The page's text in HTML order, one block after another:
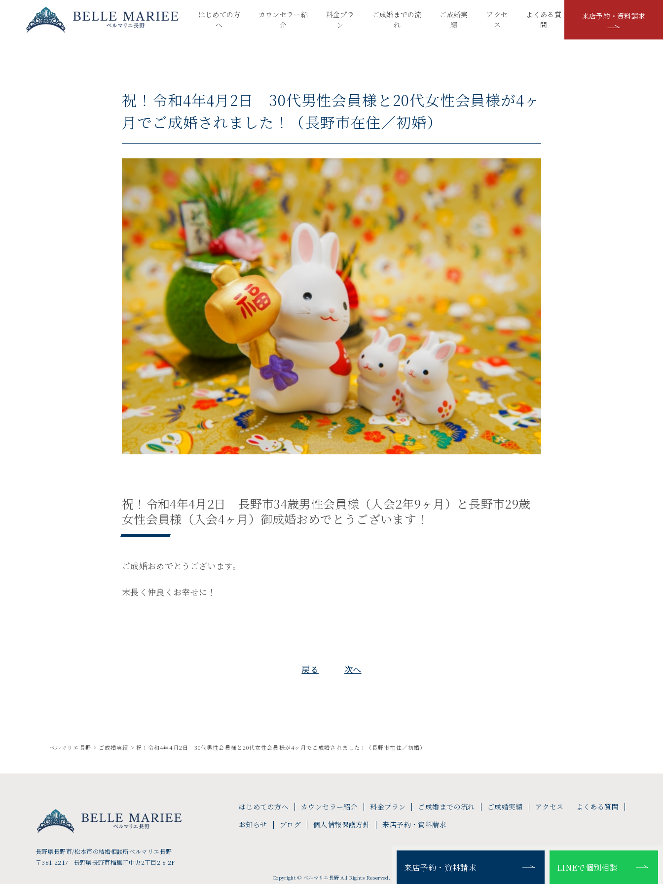
はじめての方
へ
カウンセラー紹
介
料金プラ
ン
ご成婚までの流
れ
ご成婚実
績
アクセ
ス
よくある質
問
来店予約・資料請求
来店予約・資料請求 LINEで個別相談
祝！令和4年4月2日 30代男性会員様と20代女性会員様が4ヶ
月でご成婚されました！（長野市在住／初婚）
祝！令和4年4月2日 長野市34歳男性会員様（入会2年9ヶ月）と長野市29歳
女性会員様（入会4ヶ月）御成婚おめでとうございます！
ご成婚おめでとうございます。
末長く仲良くお幸せに！
戻る 次へ
ベルマリエ長野 > ご成婚実績 > 祝！令和4年4月2日 30代男性会員様と20代女性会員様が4ヶ月でご成婚されました！（長野市在住／初婚）
はじめての方へ カウンセラー紹介 料金プラン ご成婚までの流れ ご成婚実績 アクセス
よくある質問
お知らせ
ブログ 個人情報保護方針 来店予約・資料請求
長野県長野市/松本市の結婚相談所ベルマリエ長野
〒381-2217 長野県長野市稲里町中央2丁目2-8 2F
Copyright © ベルマリエ長野 All Rights Reserved.